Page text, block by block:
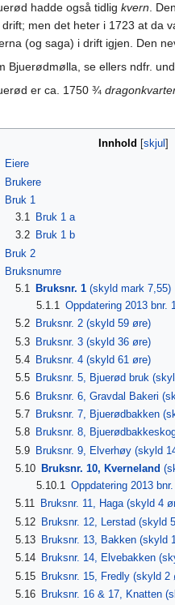
hadde også tidlig kvern.
drift; men det heter i 1723 at da
(og saga) i drift igjen. Den
Bjuerødmølla, se ellers ndfr.
er ca. 1750 ¾
Innhold
Eiere
Brukere
Bruk 1
3.1
Bruk 1 a
3.2
Bruk 1 b
Bruk 2
Bruksnumre
5.1
Bruksnr. 1(skyld mark 7,55)
5.1.1 Oppdatering 2013 bnr.
5.2
Bruksnr. 2 (skyld 59 øre)
5.3 Bruksnr. 3 (skyld 36 øre)
5.4
Bruksnr. 4 (skyld 61 øre)
5.5
Bruksnr. 5, Bjuerød bruk
5.6 Bruksnr. 6, Gravdal Bakeri
5.7
Bruksnr. 7, Bjuerødbakken
5.8
Bruksnr. 8,
5.9 Bruksnr. 9, Elverhøy (skyld
5.10
Bruksnr. 10, Kverneland
5.10.1
Oppdatering 2013
5.11
Bruksnr. 11, Haga (skyld 4
5.12 Bruksnr. 12, Lerstad (skyld
5.13
Bruksnr. 13, Bakken (skyld
5.14
Bruksnr. 14, Elvebakken
5.15 Bruksnr. 15, Fredly (skyld 2
5.16
Bruksnr. 16 & 17, Knatten